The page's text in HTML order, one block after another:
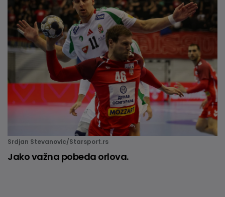
Srdjan Stevanovic/Starsport.rs
Jako važna pobeda orlova.